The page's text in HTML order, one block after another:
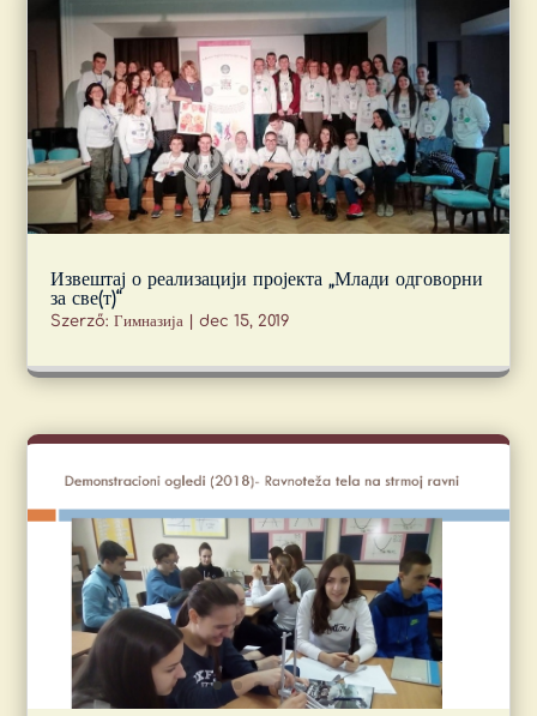
Извештај о реализацији пројекта „Млади одговорни
за све(т)“
Szerző:Гимназија |dec 15, 2019